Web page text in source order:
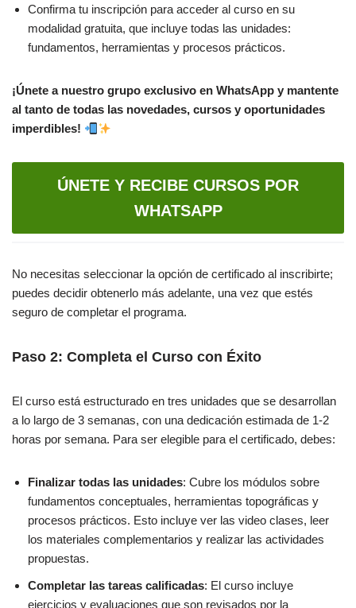
Confirma tu inscripción para acceder al curso en su
modalidad gratuita, que incluye todas las unidades:
fundamentos, herramientas y procesos prácticos.
¡Únete a nuestro grupo exclusivo en WhatsApp y mantente
al tanto de todas las novedades, cursos y oportunidades
imperdibles!
ÚNETE Y RECIBE CURSOS POR
WHATSAPP
No necesitas seleccionar la opción de certificado al inscribirte;
puedes decidir obtenerlo más adelante, una vez que estés
seguro de completar el programa.
Paso 2: Completa el Curso con Éxito
El curso está estructurado en tres unidades que se desarrollan
a lo largo de 3 semanas, con una dedicación estimada de 1-2
horas por semana. Para ser elegible para el certificado, debes:
Finalizar todas las unidades: Cubre los módulos sobre
fundamentos conceptuales, herramientas topográficas y
procesos prácticos. Esto incluye ver las video clases, leer
los materiales complementarios y realizar las actividades
propuestas.
Completar las tareas calificadas: El curso incluye
ejercicios y evaluaciones que son revisados por la